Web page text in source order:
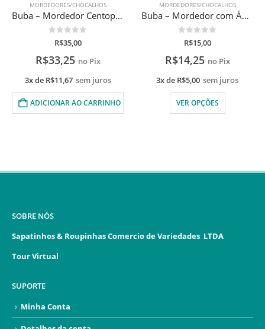
Buba – Mordedor Centopeia
MORDEDORES/CHOCALHOS
Buba – Mordedor com Água Ursinho
R$14,25
3x deR$5,00
VER OPÇÕES
MORDEDORES/
R$52,25
3x deR$18,33
SOBRE NÓS
Sapatinhos & Roupinhas Comercio de Variedades LTDA
Tour Virtual
SUPORTE
Minha Conta